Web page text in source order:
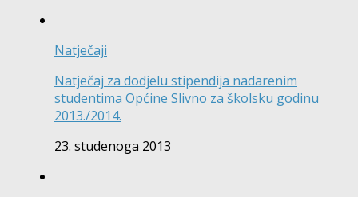
Natječaji
Natječaj za dodjelu stipendija nadarenim
studentima Općine Slivno za školsku godinu
2013./2014.
23. studenoga 2013